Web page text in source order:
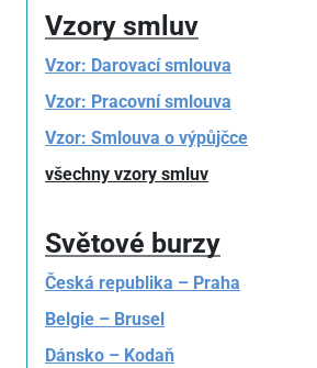
Vzory smluv
Vzor: Darovací smlouva
Vzor: Pracovní smlouva
Vzor: Smlouva o výpůjčce
všechny vzory smluv
Světové burzy
Česká republika – Praha
Belgie – Brusel
Dánsko – Kodaň